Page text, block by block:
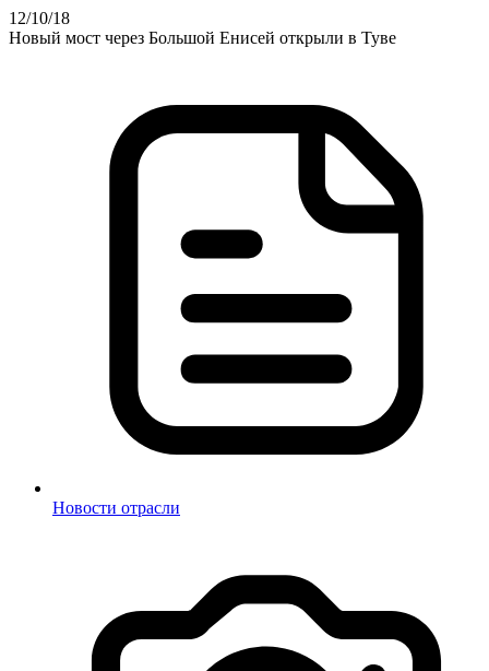
12/10/18
Новый мост через Большой Енисей открыли в Туве
Новости отрасли